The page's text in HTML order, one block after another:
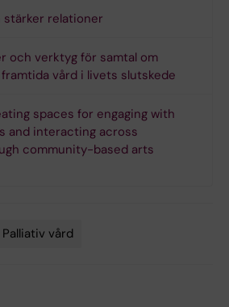
stärker relationer
och verktyg för samtal om
vård i livets slutskede
spaces for engaging with
and interacting across
community-based arts
Palliativ vård